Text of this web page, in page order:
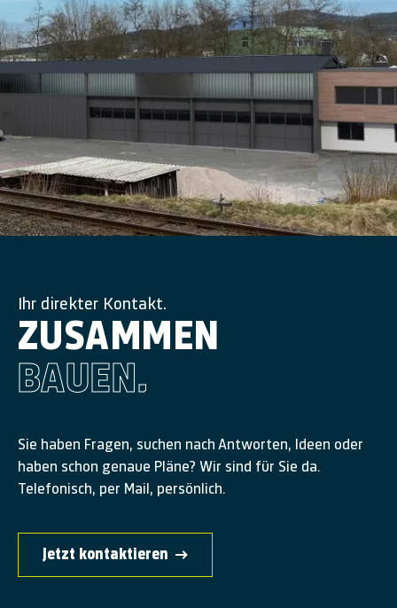
Ihr direkter Kontakt.
ZUSAMMEN
BAUEN.
Sie haben Fragen, suchen nach Antworten, Ideen oder
haben schon genaue Pläne? Wir sind für Sie da.
Telefonisch, per Mail, persönlich.
Jetzt kontaktieren